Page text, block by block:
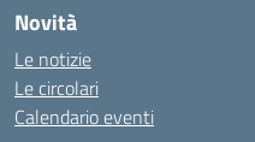
Novità
Le notizie
Le circolari
Calendario eventi